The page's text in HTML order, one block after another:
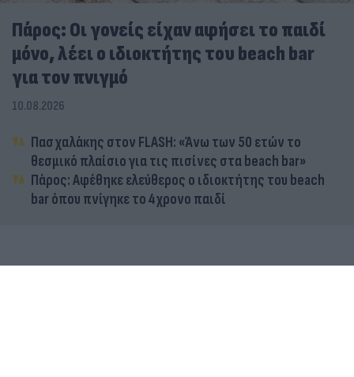
Πάρος: Οι γονείς είχαν αφήσει το παιδί
μόνο, λέει ο ιδιοκτήτης του beach bar
για τον πνιγμό
10.08.2026
Πασχαλάκης στον FLASH: «Άνω των 50 ετών το
θεσμικό πλαίσιο για τις πισίνες στα beach bar»
Πάρος: Αφέθηκε ελεύθερος ο ιδιοκτήτης του beach
bar όπου πνίγηκε το 4χρονο παιδί